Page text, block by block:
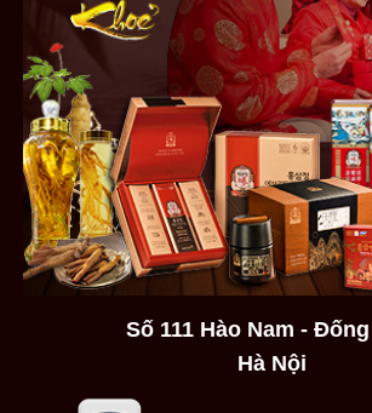
Số 111 Hào Nam -
Hà Nội